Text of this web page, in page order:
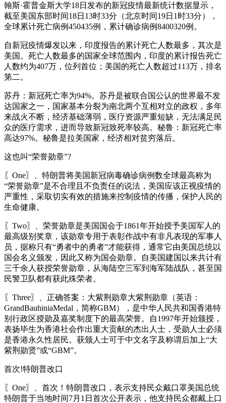
翰斯·霍普金斯大学18日发布的新冠疫情最新统计数据显示，
截至美国东部时间18日13时33分（北京时间19日1时33分），
全球累计死亡病例450435例，累计确诊病例8400320例。
自新冠疫情爆发以来，印度报告的累计死亡人数最多，其次是
美国。死亡人数最多的国家全球范围内，印度的累计报告死亡
人数约为407万，位列首位；美国的死亡人数超过113万，排名
第二。
苏丹：新冠死亡率为94%。苏丹是被联合国公认的世界最不发
达国家之一，国家基本分裂为南北两个互相对立的政权，多年
来战火不断，经济基础薄弱，医疗资源严重短缺，无法满足民
众的医疗需求，进而导致新冠致死率较高。秘鲁：新冠死亡率
高达97%。秘鲁是拉美国家，经济相对贫穷落后。
这也叫“荣誉勋章”?
〖One〗、特朗普将美国新冠病毒确诊病例数全球最高称为
“荣誉勋章”是不合理且不负责任的说法，美国应该正视疫情的
严重性，采取切实有效的措施来控制疫情的传播，保护人民的
生命健康。
〖Two〗、荣誉勋章是美国国会于1861年开始授予美国军人的
最高级别奖章，该勋章专用于表彰作战中有非凡表现的军事人
员，据称只有“勇者中的勇者”才能获得，通常它由美国总统以
国会名义颁发，因此又称为国会勋章。自美国建国以来共计有
三千余人获授荣誉勋章，从海陆空三军到海军陆战队，甚至国
民警卫队都有获此殊荣者。
〖Three〗、正确答案：大紫荆勋章大紫荆勋章（英语：
GrandBauhiniaMedal，简称GBM），是中华人民共和国香港特
别行政区授勋及嘉奖制度下的最高荣誉。自1997年开始颁授，
表扬毕生为香港社会作出重大贡献的杰出人士，受勋人士必须
是香港永久性居民。获颁人士可于中文名字及称谓后加上“大
紫荆勋贤”或“GBM”。
首次!特朗普改口
〖One〗、首次！特朗普改口，表示支持民众戴口罩美国总统
特朗普于当地时间7月1日首次公开表示，他支持民众都戴上口